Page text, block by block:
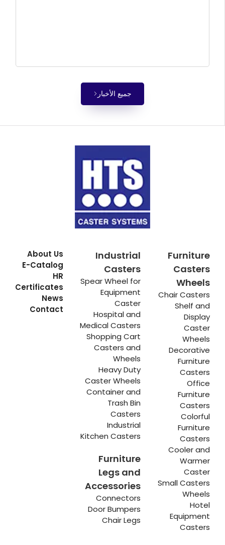
جميع الأخبار
Furniture
Casters
Wheels
Chair Casters
Shelf and
Display
Caster
Wheels
Decorative
Furniture
Casters
Office
Furniture
Casters
Colorful
Furniture
Casters
Cooler and
Warmer
Caster
Small Casters
Wheels
Hotel
Equipment
Casters
Industrial
Casters
Spear Wheel for
Equipment
Caster
Hospital and
Medical Casters
Shopping Cart
Casters and
Wheels
Heavy Duty
Caster Wheels
Container and
Trash Bin
Casters
Industrial
Kitchen Casters
Furniture
Legs and
Accessories
Connectors
Door Bumpers
Chair Legs
About Us
E-Catalog
HR
Certificates
News
Contact